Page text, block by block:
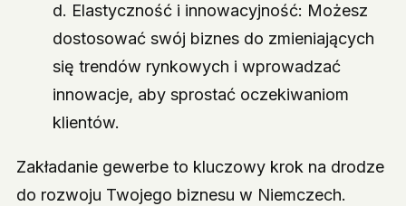
d. Elastyczność i innowacyjność: Możesz
dostosować swój biznes do zmieniających
się trendów rynkowych i wprowadzać
innowacje, aby sprostać oczekiwaniom
klientów.
Zakładanie gewerbe to kluczowy krok na drodze
do rozwoju Twojego biznesu w Niemczech.